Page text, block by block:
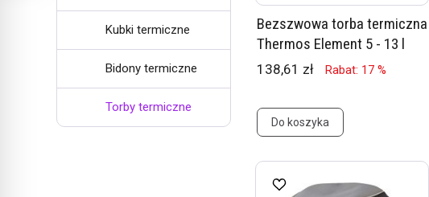
Bezszwowa torba termiczna
Thermos Element 5 - 13 l
138,61 zł Rabat: 17 %
Do koszyka
Kubki termiczne
Bidony termiczne
Torby termiczne